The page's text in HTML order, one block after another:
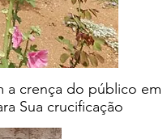
a crença do público em
Sua crucificação